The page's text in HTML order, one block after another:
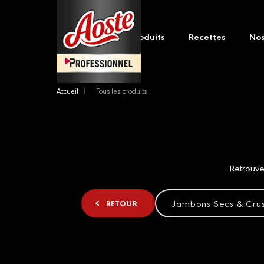
Main
navigation
Produits
Recettes
Accueil Tous les produits
RETOUR Jambons Secs & Crus